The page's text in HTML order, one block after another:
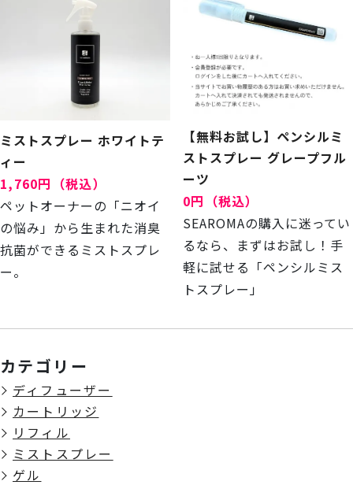
ミストスプレー ホワイトテ
ィー
1,760円（税込）
ペットオーナーの「ニオイ
の悩み」から生まれた消臭
抗菌ができるミストスプレ
ー。
【無料お試し】ペンシルミ
ストスプレー グレープフル
ーツ
0円（税込）
SEAROMAの購入に迷ってい
るなら、まずはお試し！手
軽に試せる「ペンシルミス
トスプレー」
カテゴリー
ディフューザー
カートリッジ
リフィル
ミストスプレー
ゲル